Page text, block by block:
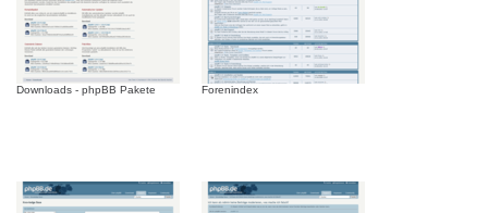
Downloads - phpBB Pakete Forenindex